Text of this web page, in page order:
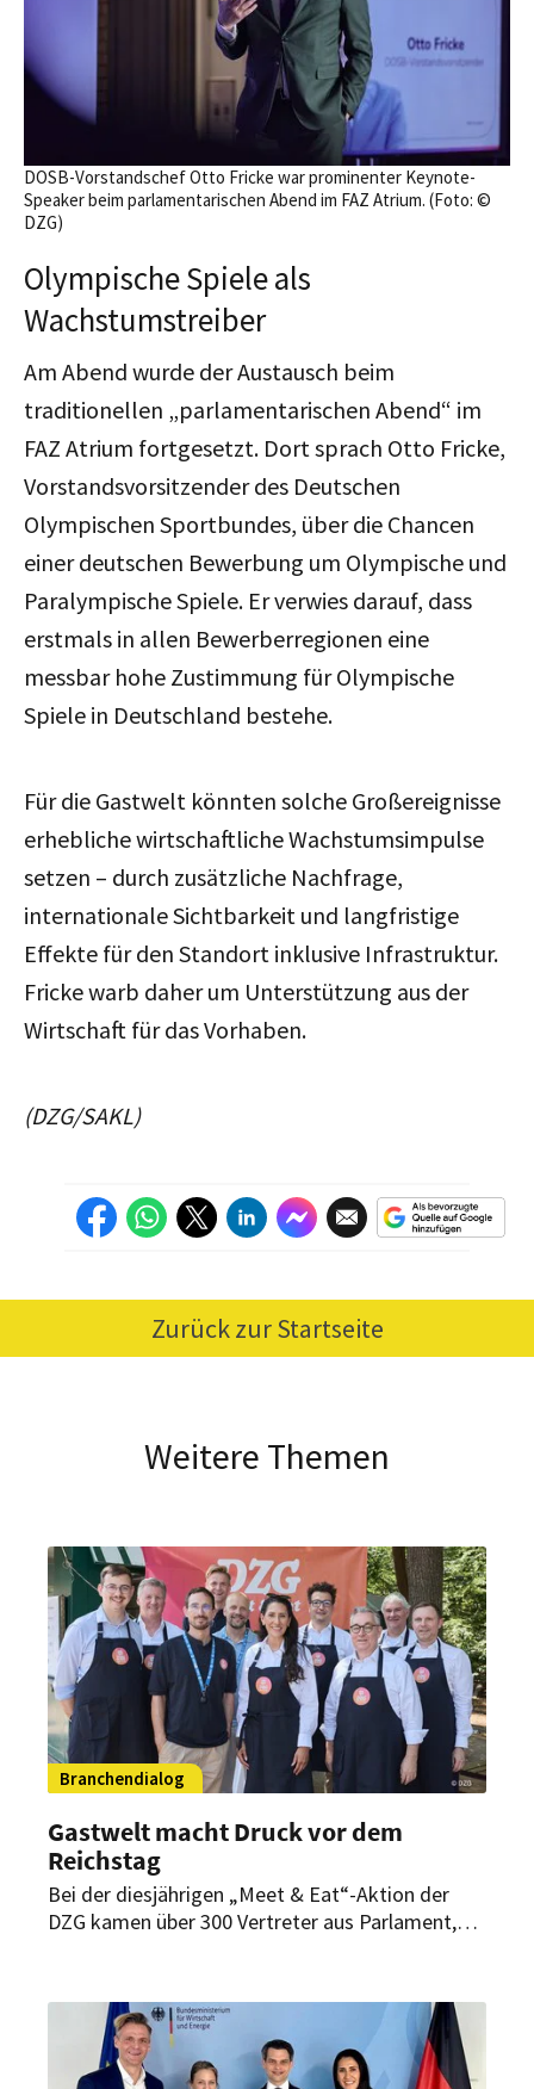
DOSB-Vorstandschef Otto Fricke war prominenter Keynote-
Speaker beim parlamentarischen Abend im FAZ Atrium. (Foto: ©
DZG)
Olympische Spiele als
Wachstumstreiber
Am Abend wurde der Austausch beim
traditionellen „parlamentarischen Abend“ im
FAZ Atrium fortgesetzt. Dort sprach Otto Fricke,
Vorstandsvorsitzender des Deutschen
Olympischen Sportbundes, über die Chancen
einer deutschen Bewerbung um Olympische und
Paralympische Spiele. Er verwies darauf, dass
erstmals in allen Bewerberregionen eine
messbar hohe Zustimmung für Olympische
Spiele in Deutschland bestehe.
Für die Gastwelt könnten solche Großereignisse
erhebliche wirtschaftliche Wachstumsimpulse
setzen – durch zusätzliche Nachfrage,
internationale Sichtbarkeit und langfristige
Effekte für den Standort inklusive Infrastruktur.
Fricke warb daher um Unterstützung aus der
Wirtschaft für das Vorhaben.
(DZG/SAKL)
Zurück zur Startseite
Weitere Themen
Branchendialog
Gastwelt macht Druck vor dem
Reichstag
Bei der diesjährigen „Meet & Eat“-Aktion der
DZG kamen über 300 Vertreter aus Parlament,
Mehrwertsteuer sowie die Forderung nach
verlässlicheren Rahmenbedingungen.